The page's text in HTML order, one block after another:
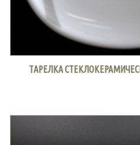
ТАРЕЛКА